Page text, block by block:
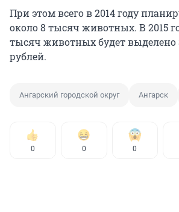
При этом всего в 2014 году
около 8 тысяч животных. В 2015
тысяч животных будет выделено
рублей.
Ангарский городской округ Ангарск
0 0 0